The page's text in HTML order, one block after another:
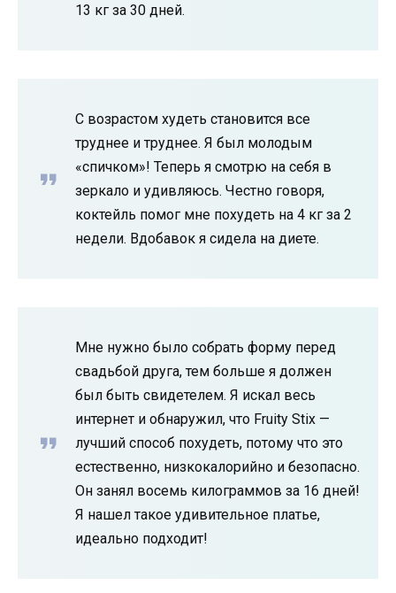
13 кг за 30 дней.
С возрастом худеть становится все
труднее и труднее. Я был молодым
«спичком»! Теперь я смотрю на себя в
зеркало и удивляюсь. Честно говоря,
коктейль помог мне похудеть на 4 кг за 2
недели. Вдобавок я сидела на диете.
Мне нужно было собрать форму перед
свадьбой друга, тем больше я должен
был быть свидетелем. Я искал весь
интернет и обнаружил, что Fruity Stix —
лучший способ похудеть, потому что это
естественно, низкокалорийно и безопасно.
Он занял восемь килограммов за 16 дней!
Я нашел такое удивительное платье,
идеально подходит!